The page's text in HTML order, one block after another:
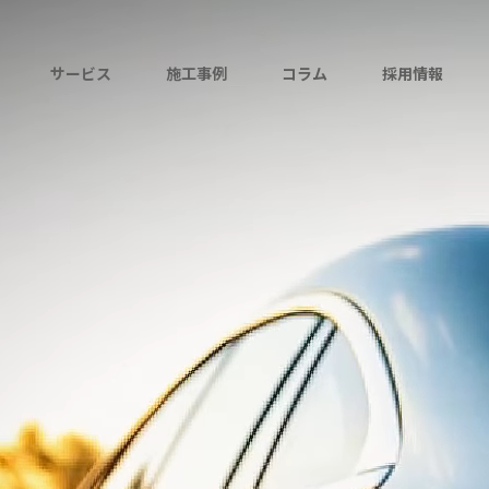
サービス 施工事例 コラム 採用情報